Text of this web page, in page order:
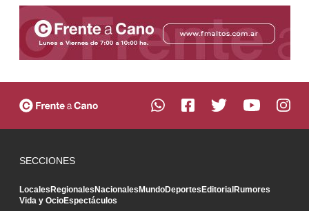
SECCIONES
LocalesRegionalesNacionalesMundoDeportesEditorialRumores
Vida y OcioEspectáculos